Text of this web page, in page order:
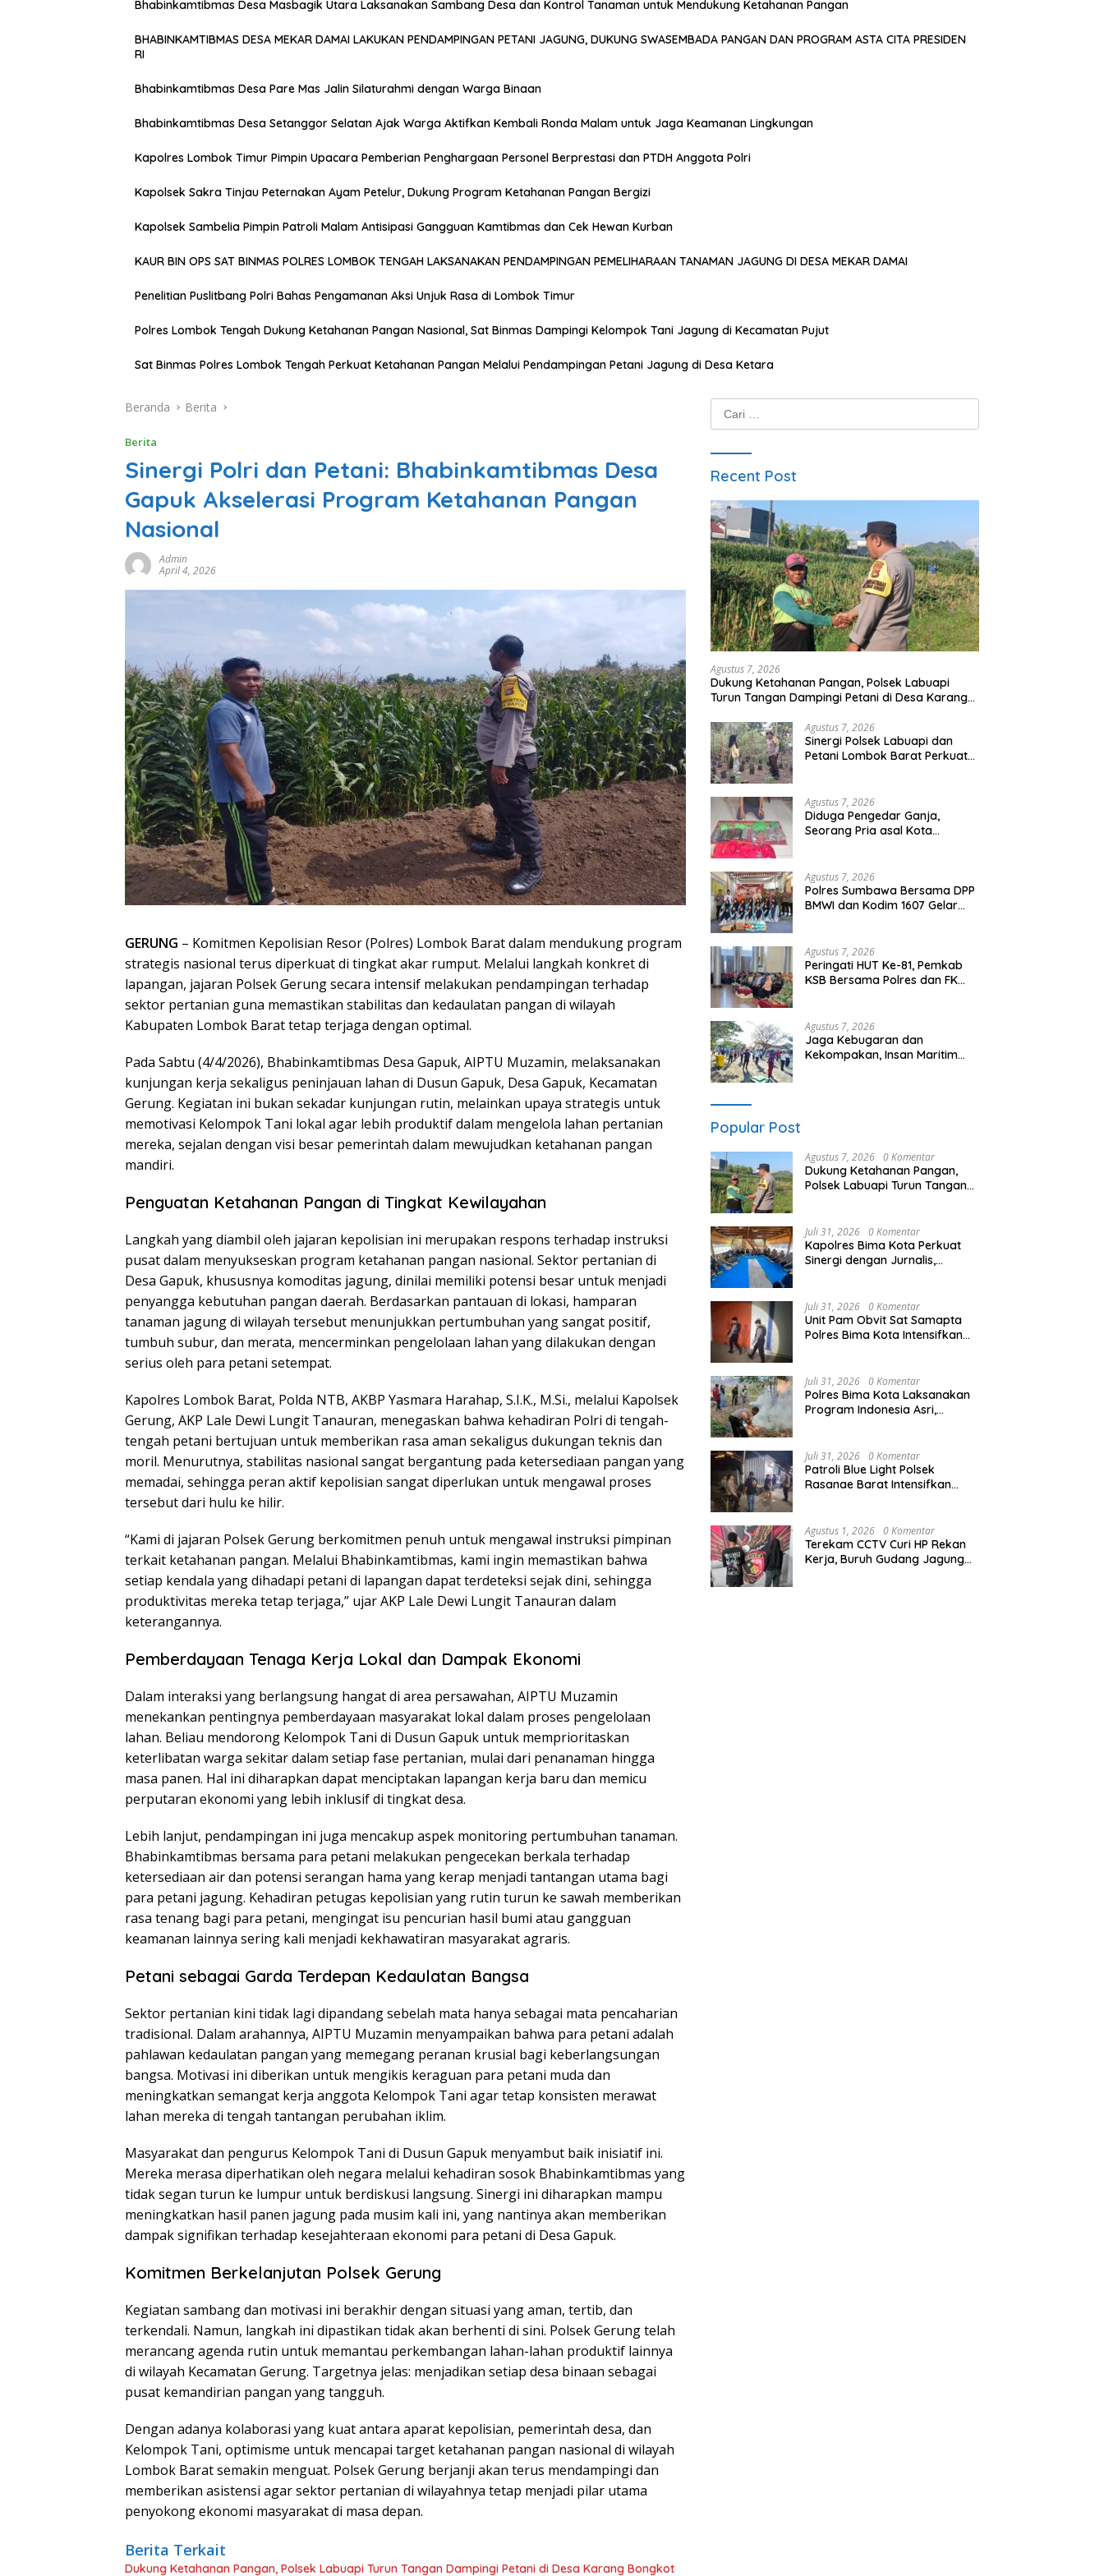
Bhabinkamtibmas Desa Masbagik Utara Laksanakan Sambang Desa dan Kontrol Tanaman untuk Mendukung Ketahanan Pangan
BHABINKAMTIBMAS DESA MEKAR DAMAI LAKUKAN PENDAMPINGAN PETANI JAGUNG, DUKUNG SWASEMBADA PANGAN DAN PROGRAM ASTA CITA PRESIDEN
RI
Bhabinkamtibmas Desa Pare Mas Jalin Silaturahmi dengan Warga Binaan
Bhabinkamtibmas Desa Setanggor Selatan Ajak Warga Aktifkan Kembali Ronda Malam untuk Jaga Keamanan Lingkungan
Kapolres Lombok Timur Pimpin Upacara Pemberian Penghargaan Personel Berprestasi dan PTDH Anggota Polri
Kapolsek Sakra Tinjau Peternakan Ayam Petelur, Dukung Program Ketahanan Pangan Bergizi
Kapolsek Sambelia Pimpin Patroli Malam Antisipasi Gangguan Kamtibmas dan Cek Hewan Kurban
KAUR BIN OPS SAT BINMAS POLRES LOMBOK TENGAH LAKSANAKAN PENDAMPINGAN PEMELIHARAAN TANAMAN JAGUNG DI DESA MEKAR DAMAI
Penelitian Puslitbang Polri Bahas Pengamanan Aksi Unjuk Rasa di Lombok Timur
Polres Lombok Tengah Dukung Ketahanan Pangan Nasional, Sat Binmas Dampingi Kelompok Tani Jagung di Kecamatan Pujut
Sat Binmas Polres Lombok Tengah Perkuat Ketahanan Pangan Melalui Pendampingan Petani Jagung di Desa Ketara
Beranda Berita
Berita
Sinergi Polri dan Petani: Bhabinkamtibmas Desa
Gapuk Akselerasi Program Ketahanan Pangan
Nasional
Admin
April 4, 2026
GERUNG – Komitmen Kepolisian Resor (Polres) Lombok Barat dalam mendukung program
strategis nasional terus diperkuat di tingkat akar rumput. Melalui langkah konkret di
lapangan, jajaran Polsek Gerung secara intensif melakukan pendampingan terhadap
sektor pertanian guna memastikan stabilitas dan kedaulatan pangan di wilayah
Kabupaten Lombok Barat tetap terjaga dengan optimal.
Pada Sabtu (4/4/2026), Bhabinkamtibmas Desa Gapuk, AIPTU Muzamin, melaksanakan
kunjungan kerja sekaligus peninjauan lahan di Dusun Gapuk, Desa Gapuk, Kecamatan
Gerung. Kegiatan ini bukan sekadar kunjungan rutin, melainkan upaya strategis untuk
memotivasi Kelompok Tani lokal agar lebih produktif dalam mengelola lahan pertanian
mereka, sejalan dengan visi besar pemerintah dalam mewujudkan ketahanan pangan
mandiri.
Penguatan Ketahanan Pangan di Tingkat Kewilayahan
Langkah yang diambil oleh jajaran kepolisian ini merupakan respons terhadap instruksi
pusat dalam menyukseskan program ketahanan pangan nasional. Sektor pertanian di
Desa Gapuk, khususnya komoditas jagung, dinilai memiliki potensi besar untuk menjadi
penyangga kebutuhan pangan daerah. Berdasarkan pantauan di lokasi, hamparan
tanaman jagung di wilayah tersebut menunjukkan pertumbuhan yang sangat positif,
tumbuh subur, dan merata, mencerminkan pengelolaan lahan yang dilakukan dengan
serius oleh para petani setempat.
Kapolres Lombok Barat, Polda NTB, AKBP Yasmara Harahap, S.I.K., M.Si., melalui Kapolsek
Gerung, AKP Lale Dewi Lungit Tanauran, menegaskan bahwa kehadiran Polri di tengah-
tengah petani bertujuan untuk memberikan rasa aman sekaligus dukungan teknis dan
moril. Menurutnya, stabilitas nasional sangat bergantung pada ketersediaan pangan yang
memadai, sehingga peran aktif kepolisian sangat diperlukan untuk mengawal proses
tersebut dari hulu ke hilir.
“Kami di jajaran Polsek Gerung berkomitmen penuh untuk mengawal instruksi pimpinan
terkait ketahanan pangan. Melalui Bhabinkamtibmas, kami ingin memastikan bahwa
setiap kendala yang dihadapi petani di lapangan dapat terdeteksi sejak dini, sehingga
produktivitas mereka tetap terjaga,” ujar AKP Lale Dewi Lungit Tanauran dalam
keterangannya.
Pemberdayaan Tenaga Kerja Lokal dan Dampak Ekonomi
Dalam interaksi yang berlangsung hangat di area persawahan, AIPTU Muzamin
menekankan pentingnya pemberdayaan masyarakat lokal dalam proses pengelolaan
lahan. Beliau mendorong Kelompok Tani di Dusun Gapuk untuk memprioritaskan
keterlibatan warga sekitar dalam setiap fase pertanian, mulai dari penanaman hingga
masa panen. Hal ini diharapkan dapat menciptakan lapangan kerja baru dan memicu
perputaran ekonomi yang lebih inklusif di tingkat desa.
Lebih lanjut, pendampingan ini juga mencakup aspek monitoring pertumbuhan tanaman.
Bhabinkamtibmas bersama para petani melakukan pengecekan berkala terhadap
ketersediaan air dan potensi serangan hama yang kerap menjadi tantangan utama bagi
para petani jagung. Kehadiran petugas kepolisian yang rutin turun ke sawah memberikan
rasa tenang bagi para petani, mengingat isu pencurian hasil bumi atau gangguan
keamanan lainnya sering kali menjadi kekhawatiran masyarakat agraris.
Petani sebagai Garda Terdepan Kedaulatan Bangsa
Sektor pertanian kini tidak lagi dipandang sebelah mata hanya sebagai mata pencaharian
tradisional. Dalam arahannya, AIPTU Muzamin menyampaikan bahwa para petani adalah
pahlawan kedaulatan pangan yang memegang peranan krusial bagi keberlangsungan
bangsa. Motivasi ini diberikan untuk mengikis keraguan para petani muda dan
meningkatkan semangat kerja anggota Kelompok Tani agar tetap konsisten merawat
lahan mereka di tengah tantangan perubahan iklim.
Masyarakat dan pengurus Kelompok Tani di Dusun Gapuk menyambut baik inisiatif ini.
Mereka merasa diperhatikan oleh negara melalui kehadiran sosok Bhabinkamtibmas yang
tidak segan turun ke lumpur untuk berdiskusi langsung. Sinergi ini diharapkan mampu
meningkatkan hasil panen jagung pada musim kali ini, yang nantinya akan memberikan
dampak signifikan terhadap kesejahteraan ekonomi para petani di Desa Gapuk.
Komitmen Berkelanjutan Polsek Gerung
Kegiatan sambang dan motivasi ini berakhir dengan situasi yang aman, tertib, dan
terkendali. Namun, langkah ini dipastikan tidak akan berhenti di sini. Polsek Gerung telah
merancang agenda rutin untuk memantau perkembangan lahan-lahan produktif lainnya
di wilayah Kecamatan Gerung. Targetnya jelas: menjadikan setiap desa binaan sebagai
pusat kemandirian pangan yang tangguh.
Dengan adanya kolaborasi yang kuat antara aparat kepolisian, pemerintah desa, dan
Kelompok Tani, optimisme untuk mencapai target ketahanan pangan nasional di wilayah
Lombok Barat semakin menguat. Polsek Gerung berjanji akan terus mendampingi dan
memberikan asistensi agar sektor pertanian di wilayahnya tetap menjadi pilar utama
penyokong ekonomi masyarakat di masa depan.
Berita Terkait
Dukung Ketahanan Pangan, Polsek Labuapi Turun Tangan Dampingi Petani di Desa Karang Bongkot
Cari
untuk:
Recent Post
Agustus 7, 2026
Dukung Ketahanan Pangan, Polsek Labuapi
Turun Tangan Dampingi Petani di Desa Karang
Agustus 7, 2026
Sinergi Polsek Labuapi dan
Petani Lombok Barat Perkuat
Agustus 7, 2026
Diduga Pengedar Ganja,
Seorang Pria asal Kota
Agustus 7, 2026
Polres Sumbawa Bersama DPP
BMWI dan Kodim 1607 Gelar
Agustus 7, 2026
Peringati HUT Ke-81, Pemkab
KSB Bersama Polres dan FK
Kehidupan”
Agustus 7, 2026
Jaga Kebugaran dan
Kekompakan, Insan Maritim
Popular Post
Agustus 7, 2026 0 Komentar
Dukung Ketahanan Pangan,
Polsek Labuapi Turun Tangan
Juli 31, 2026 0 Komentar
Kapolres Bima Kota Perkuat
Sinergi dengan Jurnalis,
Juli 31, 2026 0 Komentar
Unit Pam Obvit Sat Samapta
Polres Bima Kota Intensifkan
Juli 31, 2026 0 Komentar
Polres Bima Kota Laksanakan
Program Indonesia Asri,
Kelurahan Ule
Juli 31, 2026 0 Komentar
Patroli Blue Light Polsek
Rasanae Barat Intensifkan
Kota
Agustus 1, 2026 0 Komentar
Terekam CCTV Curi HP Rekan
Kerja, Buruh Gudang Jagung